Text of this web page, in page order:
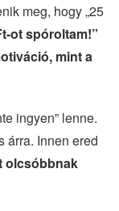
meg, hogy „25
ot spóroltam!”
mint a
ingyen” lenne.
árra. Innen ered
olcsóbbnak